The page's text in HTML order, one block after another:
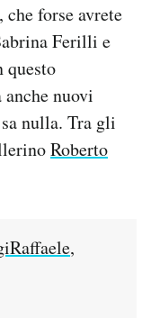
forse avrete
Ferilli e
questo
nuovi
nulla. Tra gli
Roberto
,